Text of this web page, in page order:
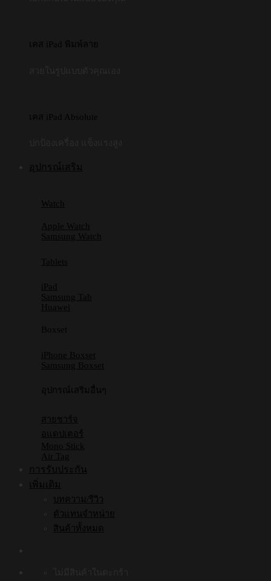
เคส iPad พิมพ์ลาย
เคส iPad Absolute
อุปกรณ์เสริม
Watch
Apple Watch
Samsung Watch
Tablets
iPad
Samsung Tab
Huawei
Boxset
iPhone Boxset
Samsung Boxset
อุปกรณ์เสริมอื่นๆ
สายชาร์จ
อแดปเตอร์
Mono Stick
Air Tag
การรับประกัน
เพิ่มเติม
บทความ/รีวิว
ตัวแทนจำหน่าย
สินค้าทั้งหมด